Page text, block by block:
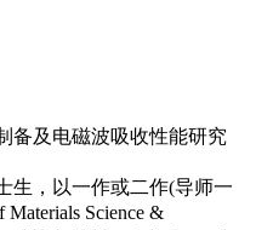
备及电磁波吸收性能研究
生，以一作或二作(导师一
Materials Science &